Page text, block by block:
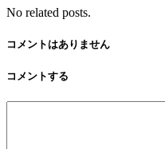
No related posts.
コメントはありません
コメントする